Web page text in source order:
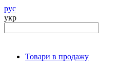
рус
укр
Товари в продажу